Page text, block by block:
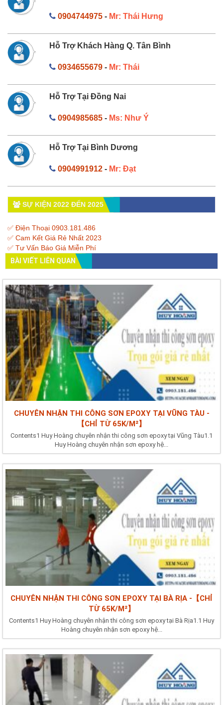
0904744975- Mr: Thái Hưng
Hỗ Trợ Khách Hàng Q. Tân Bình
0934655679- Mr: Thái
Hỗ Trợ Tại Đồng Nai
0904985685- Ms: Như Ý
Hỗ Trợ Tại Bình Dương
0904991912- Mr: Đạt
SỰ KIỆN 2022 ĐẾN 2025
✅ Điện Thoại 0903.181.486
✅ Cam Kết Giá Rẻ Nhất 2023
✅ Tư Vấn Báo Giá Miễn Phí
BÀI VIẾT LIÊN QUAN
CHUYÊN NHẬN THI CÔNG SƠN EPOXY TẠI VŨNG TÀU -
【CHỈ TỪ 65K/M²】
Contents1 Huy Hoàng chuyên nhận thi công sơn epoxy tại Vũng Tàu1.1
Huy Hoàng chuyên nhận sơn epoxy hệ...
CHUYÊN NHẬN THI CÔNG SƠN EPOXY TẠI BÀ RỊA -【CHỈ
TỪ 65K/M²】
Contents1 Huy Hoàng chuyên nhận thi công sơn epoxy tại Bà Rịa1.1 Huy
Hoàng chuyên nhận sơn epoxy hệ...